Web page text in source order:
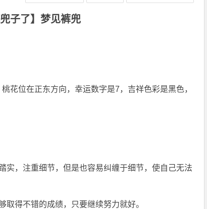
子了】梦见裤兜
花位在正东方向，幸运数字是7，吉祥色彩是黑色，
实，注重细节，但是也容易纠缠于细节，使自己无法
得不错的成绩，只要继续努力就好。